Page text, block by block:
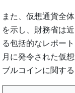
また、仮想通貨全
を示し、財務省は
る包括的なレポー
月に発令された仮
ブルコインに関す